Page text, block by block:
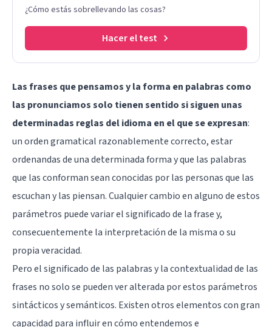
¿Cómo estás sobrellevando las cosas?
Hacer el test
Las frases que pensamos y la forma en palabras como
las pronunciamos solo tienen sentido si siguen unas
determinadas reglas del idioma en el que se expresan:
un orden gramatical razonablemente correcto, estar
ordenandas de una determinada forma y que las palabras
que las conforman sean conocidas por las personas que las
escuchan y las piensan. Cualquier cambio en alguno de estos
parámetros puede variar el significado de la frase y,
consecuentemente la interpretación de la misma o su
propia veracidad.
Pero el significado de las palabras y la contextualidad de las
frases no solo se pueden ver alterada por estos parámetros
sintácticos y semánticos. Existen otros elementos con gran
capacidad para influir en cómo entendemos e